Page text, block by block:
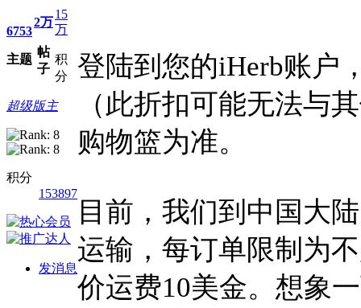
6753
主题
2万
帖
子
15
万
积
分
超级版主
积分
153897
发消息
登陆到您的iHerb账户
（此折扣可能无法与
购物篮为准。
目前，我们到中国大
运输，每订单限制为
价运费10美金。想象